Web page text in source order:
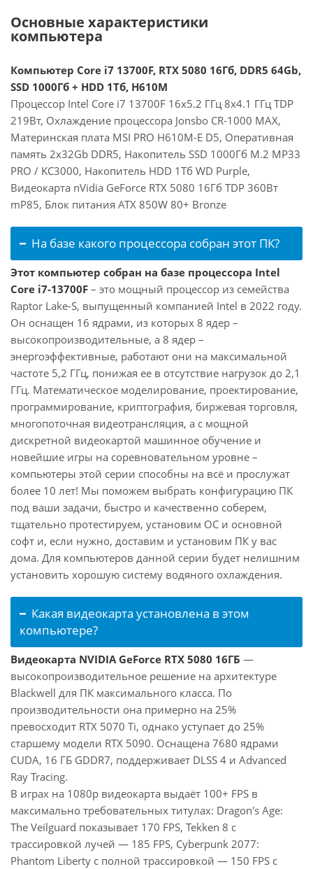
Основные характеристики
компьютера
Компьютер Core i7 13700F, RTX 5080 16Гб, DDR5 64Gb,
SSD 1000Гб + HDD 1Тб, H610M
Процессор Intel Core i7 13700F 16x5.2 ГГц 8x4.1 ГГц TDP
219Вт, Охлаждение процессора Jonsbo CR-1000 MAX,
Материнская плата MSI PRO H610M-E D5, Оперативная
память 2x32Gb DDR5, Накопитель SSD 1000Гб M.2 MP33
PRO / KC3000, Накопитель HDD 1Тб WD Purple,
Видеокарта nVidia GeForce RTX 5080 16Гб TDP 360Вт
mP85, Блок питания ATX 850W 80+ Bronze
На базе какого процессора собран этот ПК?
Этот компьютер собран на базе процессора Intel
Core i7-13700F – это мощный процессор из семейства
Raptor Lake-S, выпущенный компанией Intel в 2022 году.
Он оснащен 16 ядрами, из которых 8 ядер –
высокопроизводительные, а 8 ядер –
энергоэффективные, работают они на максимальной
частоте 5,2 ГГц, понижая ее в отсутствие нагрузок до 2,1
ГГц. Математическое моделирование, проектирование,
программирование, криптография, биржевая торговля,
многопоточная видеотрансляция, а с мощной
дискретной видеокартой машинное обучение и
новейшие игры на соревновательном уровне –
компьютеры этой серии способны на всё и прослужат
более 10 лет! Мы поможем выбрать конфигурацию ПК
под ваши задачи, быстро и качественно соберем,
тщательно протестируем, установим ОС и основной
софт и, если нужно, доставим и установим ПК у вас
дома. Для компьютеров данной серии будет нелишним
установить хорошую систему водяного охлаждения.
Какая видеокарта установлена в этом
компьютере?
Видеокарта NVIDIA GeForce RTX 5080 16ГБ —
высокопроизводительное решение на архитектуре
Blackwell для ПК максимального класса. По
производительности она примерно на 25%
превосходит RTX 5070 Ti, однако уступает до 25%
старшему модели RTX 5090. Оснащена 7680 ядрами
CUDA, 16 ГБ GDDR7, поддерживает DLSS 4 и Advanced
Ray Tracing.
В играх на 1080p видеокарта выдаёт 100+ FPS в
максимально требовательных титулах: Dragon's Age:
The Veilguard показывает 170 FPS, Tekken 8 с
трассировкой лучей — 185 FPS, Cyberpunk 2077:
Phantom Liberty с полной трассировкой — 150 FPS с